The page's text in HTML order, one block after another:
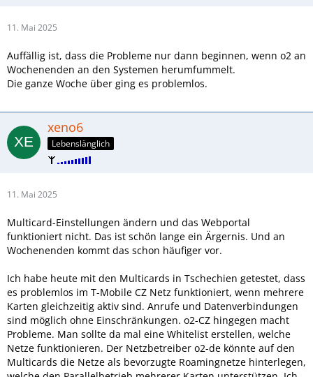
11. Mai 2025
Auffällig ist, dass die Probleme nur dann beginnen, wenn o2 an
Wochenenden an den Systemen herumfummelt.
Die ganze Woche über ging es problemlos.
xeno6
Lebenslänglich
11. Mai 2025
Multicard-Einstellungen ändern und das Webportal
funktioniert nicht. Das ist schön lange ein Ärgernis. Und an
Wochenenden kommt das schon häufiger vor.
Ich habe heute mit den Multicards in Tschechien getestet, dass
es problemlos im T-Mobile CZ Netz funktioniert, wenn mehrere
Karten gleichzeitig aktiv sind. Anrufe und Datenverbindungen
sind möglich ohne Einschränkungen. o2-CZ hingegen macht
Probleme. Man sollte da mal eine Whitelist erstellen, welche
Netze funktionieren. Der Netzbetreiber o2-de könnte auf den
Multicards die Netze als bevorzugte Roamingnetze hinterlegen,